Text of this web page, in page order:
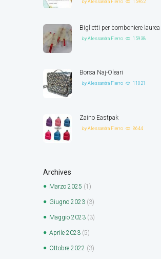
byAlessandra Fierro 15962
Biglietti per bomboniere laurea
byAlessandra Fierro 15938
Borsa Naj-Oleari
byAlessandra Fierro 11021
Zaino Eastpak
byAlessandra Fierro 8644
Archives
Marzo 2025 (1)
Giugno 2023 (3)
Maggio 2023 (3)
Aprile 2023 (5)
Ottobre 2022 (3)